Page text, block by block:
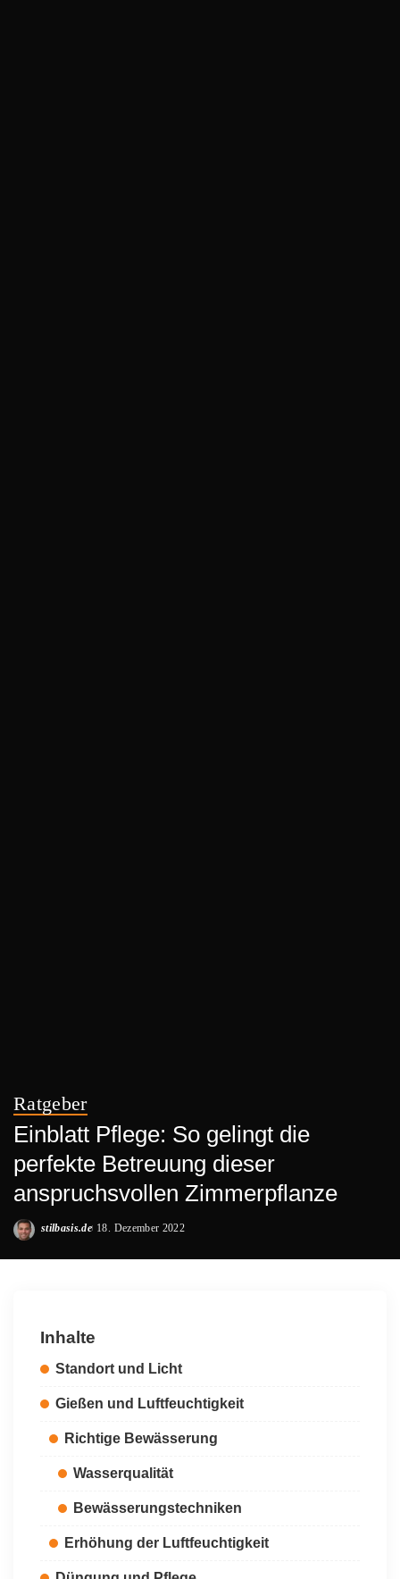
Ratgeber
Einblatt Pflege: So gelingt die
perfekte Betreuung dieser
anspruchsvollen Zimmerpflanze
Posted
stilbasis.de 18. Dezember 2022
Inhalte
Standort und Licht
Gießen und Luftfeuchtigkeit
Richtige Bewässerung
Wasserqualität
Bewässerungstechniken
Erhöhung der Luftfeuchtigkeit